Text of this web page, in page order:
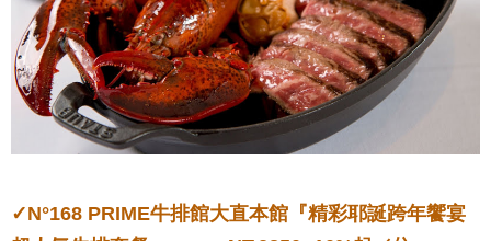
✓N°168 PRIME牛排館大直本館 『精彩耶誕跨年饗宴